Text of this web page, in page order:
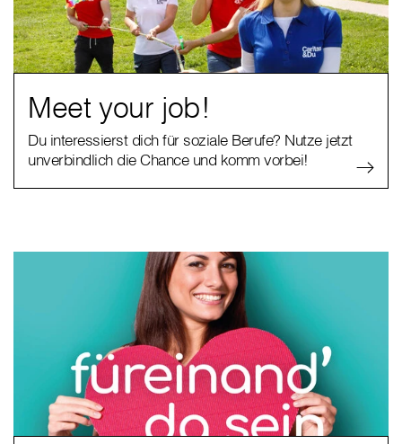
Meet your job!
Du interessierst dich für soziale Berufe? Nutze jetzt
unverbindlich die Chance und komm vorbei!